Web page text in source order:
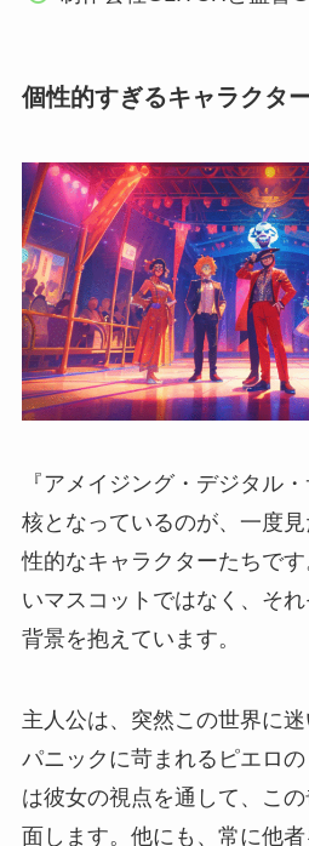
個性的すぎるキャラクタ
『アメイジング・デジタル
核となっているのが、一度
性的なキャラクターたちで
いマスコットではなく、そ
背景を抱えています。
主人公は、突然この世界に
パニックに苛まれるピエロ
は彼女の視点を通して、こ
面します。他にも、常に他